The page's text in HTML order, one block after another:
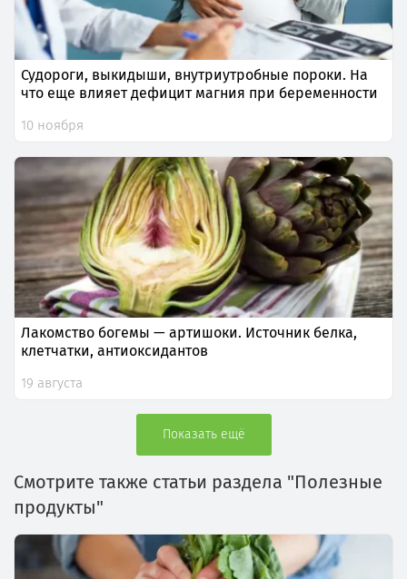
Судороги, выкидыши, внутриутробные пороки. На
что еще влияет дефицит магния при беременности
10 ноября
Лакомство богемы — артишоки. Источник белка,
клетчатки, антиоксидантов
19 августа
Показать ещё
Смотрите также статьи раздела "Полезные
продукты"